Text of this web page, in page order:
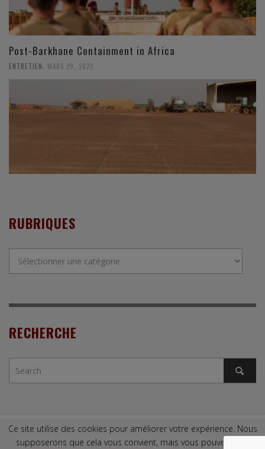
Post-Barkhane Containment in Africa
ENTRETIEN MARS 29, 2022
RUBRIQUES
RECHERCHE
Copyright © 2009. Tous droits réservés. | Mentions légales |Contact
Ce site utilise des cookies pour améliorer votre expérience. Nous
supposerons que cela vous convient, mais vous pouvez vous